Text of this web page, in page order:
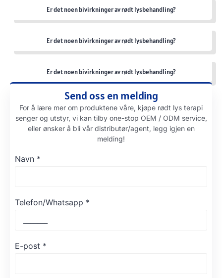
Er det noen bivirkninger av rødt lysbehandling?
Er det noen bivirkninger av rødt lysbehandling?
Er det noen bivirkninger av rødt lysbehandling?
Send oss ​​en melding
For å lære mer om produktene våre, kjøpe rødt lys terapi
senger og utstyr, vi kan tilby one-stop OEM / ODM service,
eller ønsker å bli vår distributør/agent, legg igjen en
melding!
Navn *
Telefon/Whatsapp *
E-post *